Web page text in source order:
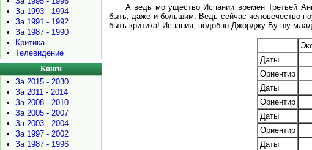
•
За 1993 - 1994
•
За 1991 - 1992
•
За 1987 - 1990
•
Критика
•
Телевидение
Книги
•
За 2015 - 2030
•
За 2011 - 2014
•
За 2008 - 2010
•
За 2005 - 2007
•
За 2003 - 2004
•
За 1997 - 2002
•
За 1987 - 1996
А ведь могущество Испании времен Третьей
быть, даже и большим. Ведь сейчас человечество
быть критика! Испания, подобно Джорджу Бу-шу-
Даты
Ориентир
Даты
Ориентир
Даты
Ориентир
Даты